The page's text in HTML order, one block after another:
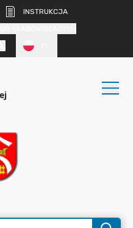
INSTRUKCJA